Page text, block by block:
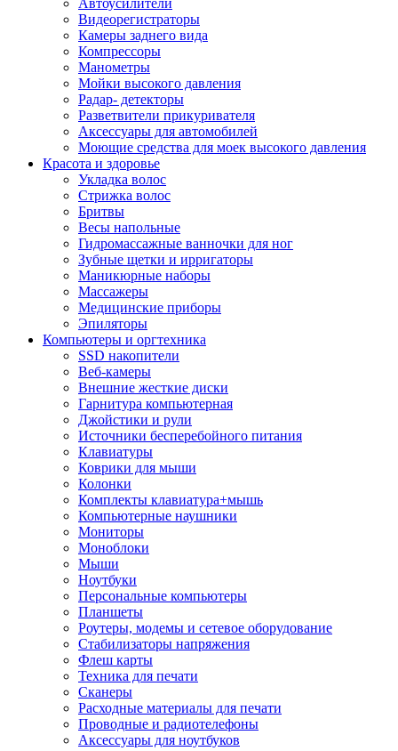
Автоусилители
Видеорегистраторы
Камеры заднего вида
Компрессоры
Манометры
Мойки высокого давления
Радар- детекторы
Разветвители прикуривателя
Аксессуары для автомобилей
Моющие средства для моек высокого давления
Красота и здоровье
Укладка волос
Стрижка волос
Бритвы
Весы напольные
Гидромассажные ванночки для ног
Зубные щетки и ирригаторы
Маникюрные наборы
Массажеры
Медицинские приборы
Эпиляторы
Компьютеры и оргтехника
SSD накопители
Веб-камеры
Внешние жесткие диски
Гарнитура компьютерная
Джойстики и рули
Источники бесперебойного питания
Клавиатуры
Коврики для мыши
Колонки
Комплекты клавиатура+мышь
Компьютерные наушники
Мониторы
Моноблоки
Мыши
Ноутбуки
Персональные компьютеры
Планшеты
Роутеры, модемы и сетевое оборудование
Стабилизаторы напряжения
Флеш карты
Техника для печати
Сканеры
Расходные материалы для печати
Проводные и радиотелефоны
Аксессуары для ноутбуков